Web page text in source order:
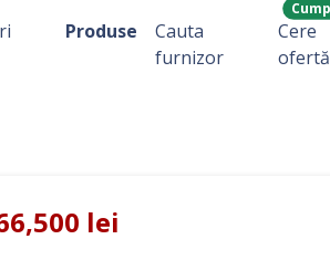
Produse
Cauta
furnizor
Cere
ofertă
lei